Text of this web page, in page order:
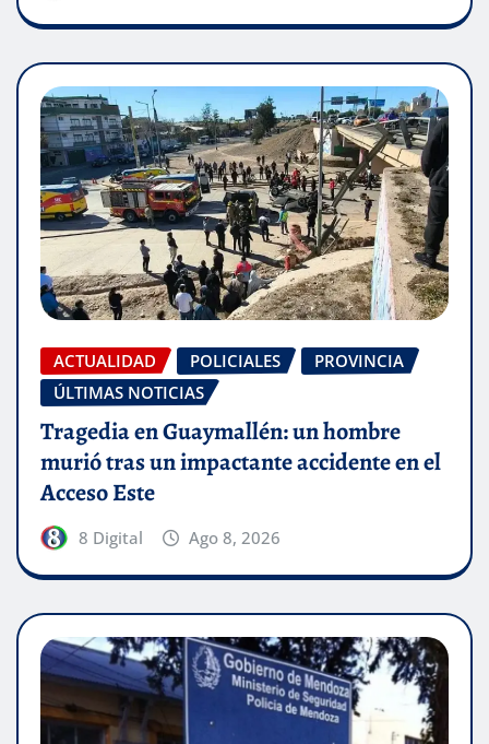
ACTUALIDAD POLICIALES
PROVINCIA
ÚLTIMAS NOTICIAS
Tragedia en Guaymallén: un hombre
murió tras un impactante accidente en el
Acceso Este
8 Digital Ago 8, 2026